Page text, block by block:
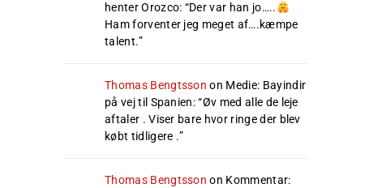
henter Orozco: “Der var han jo…..
Ham forventer jeg meget af….kæmpe
talent.”
Thomas Bengtsson on Medie: Bayindir
på vej til Spanien: “Øv med alle de leje
aftaler . Viser bare hvor ringe der blev
købt tidligere .”
Thomas Bengtsson on Kommentar: